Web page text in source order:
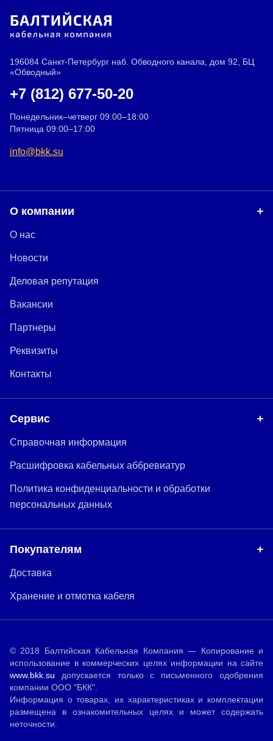
196084 Санкт-Петербург наб. Обводного канала, дом 92, БЦ
«Обводный»
+7 (812) 677-50-20
Понедельник–четверг 09:00–18:00
Пятница 09:00–17:00
info@bkk.su
О компании
О нас
Новости
Деловая репутация
Вакансии
Партнеры
Реквизиты
Контакты
Сервис
Справочная информация
Расшифровка кабельных аббревиатур
Политика конфиденциальности и обработки
персональных данных
Покупателям
Доставка
Хранение и отмотка кабеля
© 2018 Балтийская Кабельная Компания — Копирование и
использование в коммерческих целях информации на сайте
www.bkk.su допускается только с письменного одобрения
компании ООО "БКК".
Информация о товарах, их характеристиках и комплектации
размещена в ознакомительных целях и может содержать
неточности.